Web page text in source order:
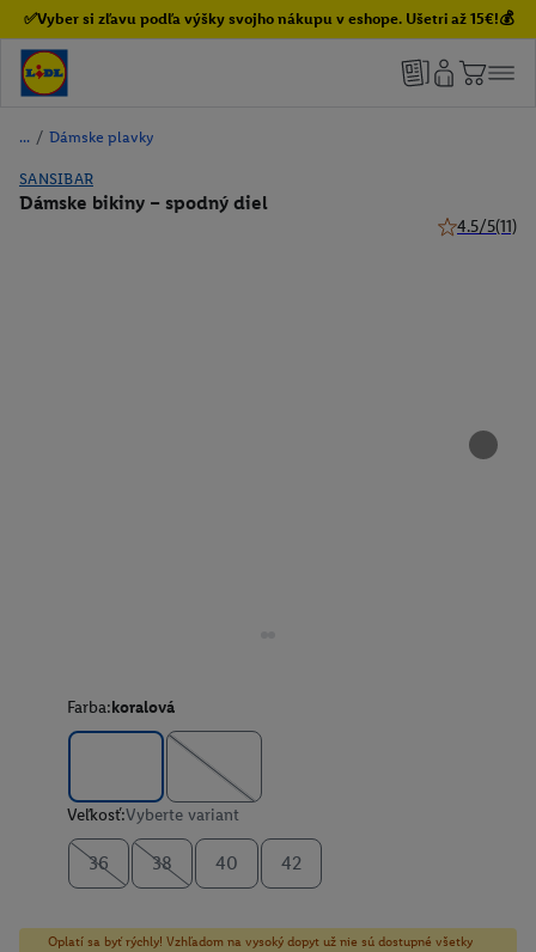
✅Vyber si zľavu podľa výšky svojho nákupu v eshope. Ušetri až 15€!💰
/ Dámske plavky
SANSIBAR
Dámske bikiny – spodný diel
4.5/5(11)
Farba:koralová
Veľkosť:Vyberte variant
36 38 40 42
Oplatí sa byť rýchly! Vzhľadom na vysoký dopyt už nie sú dostupné všetky